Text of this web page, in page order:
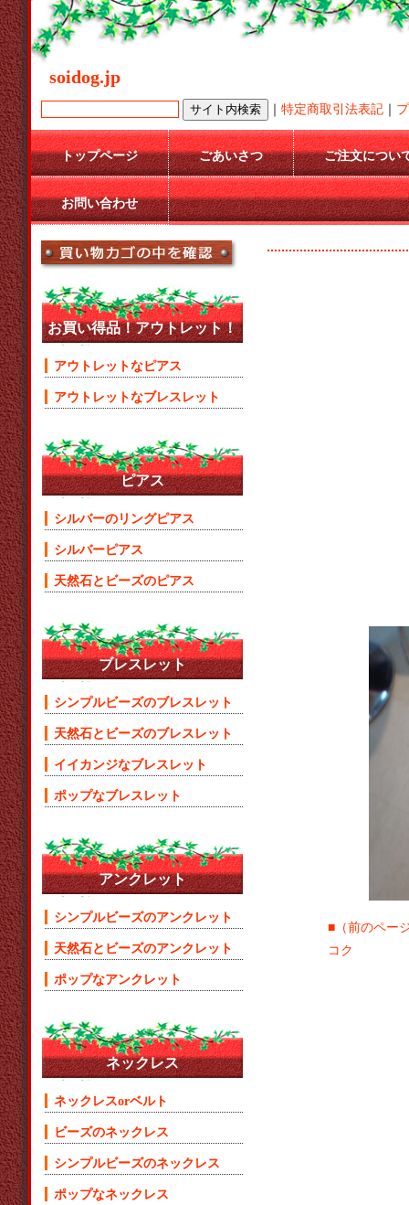
soidog.jp
｜ 特定商取引法表記 ｜
トップページ ごあいさつ ご注文につい
お問い合わせ
■（前のペー
コク
お買い得品！アウトレット！
アウトレットなピアス
アウトレットなブレスレット
ピアス
シルバーのリングピアス
シルバーピアス
天然石とビーズのピアス
ブレスレット
シンプルビーズのブレスレット
天然石とビーズのブレスレット
イイカンジなブレスレット
ポップなブレスレット
アンクレット
シンプルビーズのアンクレット
天然石とビーズのアンクレット
ポップなアンクレット
ネックレス
ネックレスorベルト
ビーズのネックレス
シンプルビーズのネックレス
ポップなネックレス